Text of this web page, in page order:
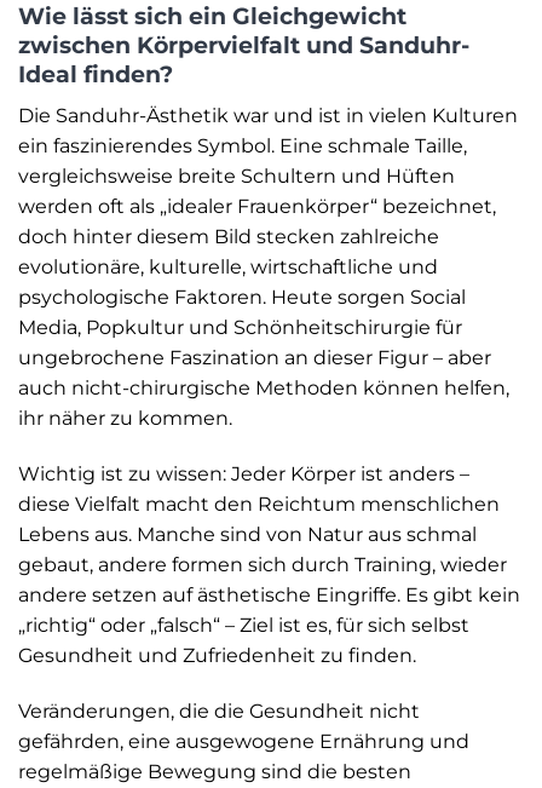
Wie lässt sich ein Gleichgewicht
zwischen Körpervielfalt und Sanduhr-
Ideal finden?
Die Sanduhr-Ästhetik war und ist in vielen Kulturen
ein faszinierendes Symbol. Eine schmale Taille,
vergleichsweise breite Schultern und Hüften
werden oft als „idealer Frauenkörper“ bezeichnet,
doch hinter diesem Bild stecken zahlreiche
evolutionäre, kulturelle, wirtschaftliche und
psychologische Faktoren. Heute sorgen Social
Media, Popkultur und Schönheitschirurgie für
ungebrochene Faszination an dieser Figur – aber
auch nicht-chirurgische Methoden können helfen,
ihr näher zu kommen.
Wichtig ist zu wissen: Jeder Körper ist anders –
diese Vielfalt macht den Reichtum menschlichen
Lebens aus. Manche sind von Natur aus schmal
gebaut, andere formen sich durch Training, wieder
andere setzen auf ästhetische Eingriffe. Es gibt kein
„richtig“ oder „falsch“ – Ziel ist es, für sich selbst
Gesundheit und Zufriedenheit zu finden.
Veränderungen, die die Gesundheit nicht
gefährden, eine ausgewogene Ernährung und
regelmäßige Bewegung sind die besten